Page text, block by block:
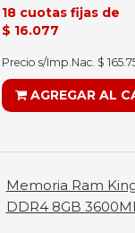
18 cuotas fijas de
$ 16.077
Precio s/Imp.Nac. $
AGREGAR AL
Memoria Ram
DDR4 8GB